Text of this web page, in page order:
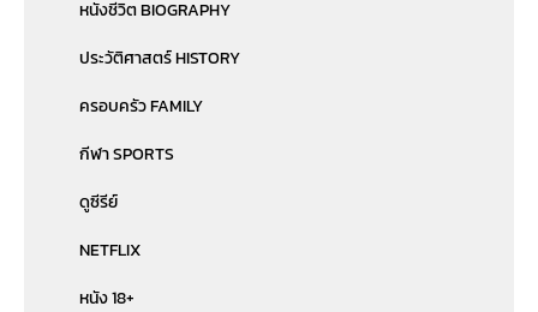
หนังชีวิต BIOGRAPHY
ประวัติศาสตร์ HISTORY
ครอบครัว FAMILY
กีฬา SPORTS
ดูซีรีย์
NETFLIX
หนัง 18+